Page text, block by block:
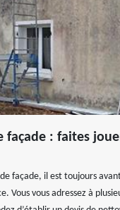
façade : faites
façade, il est toujours
Vous vous adressez à